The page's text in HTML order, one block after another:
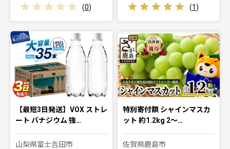
(0) (1)
【最短3日発送】VOX ストレ
ート バナジウム 強…
山梨県富士吉田市
特別寄付額 シャインマスカ
ット 約1.2kg 2～…
佐賀県鹿島市